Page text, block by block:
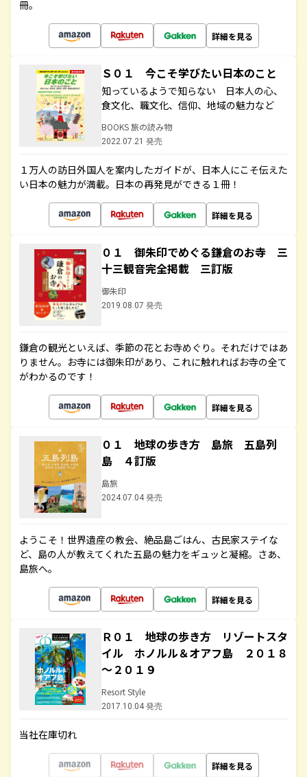
冊。
詳細を見る
Ｓ０１ 今こそ学びたい日本のこと
知っているようで知らない 日本人の心、
食文化、職文化、信仰、地域の魅力など
BOOKS 旅の読み物
2022.07.21 発売
１万人の訪日外国人を案内したガイドが、日本人にこそ伝えた
い日本の魅力が満載。日本の再発見ができる１冊！
詳細を見る
０１ 御朱印でめぐる鎌倉のお寺 三
十三観音完全掲載 三訂版
御朱印
2019.08.07 発売
鎌倉の観光といえば、季節の花とお寺めぐり。それだけではあ
りません。お寺には御朱印があり、これに触れればお寺の全て
がわかるのです！
詳細を見る
０１ 地球の歩き方 島旅 五島列
島 ４訂版
島旅
2024.07.04 発売
ようこそ！世界遺産の教会、絶品島ごはん、古民家ステイな
ど、島の人が教えてくれた五島の魅力をギュッと凝縮。さあ、
島旅へ。
詳細を見る
Ｒ０１ 地球の歩き方 リゾートスタ
イル ホノルル＆オアフ島 ２０１８
～２０１９
Resort Style
2017.10.04 発売
当社在庫切れ
詳細を見る